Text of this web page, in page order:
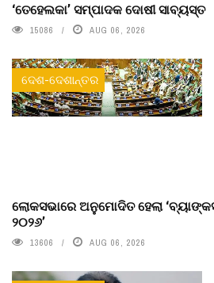
‘ତେହେଲକା’ ସମ୍ପାଦକ ଦୋଷୀ ସାବ୍ୟସ୍ତ
15086 AUG 06, 2026
ଦେଶ-ଦେଶାନ୍ତର
ଲୋକସଭାରେ ଅନୁମୋଦିତ ହେଲା
୨୦୨୬’
13606 AUG 06, 2026